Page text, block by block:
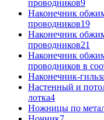
проводников9
Наконечник
проводников19
Наконечник
проводников21
Наконечник
проводников в
Наконечник-
Настенный и
лотка4
Ножницы по